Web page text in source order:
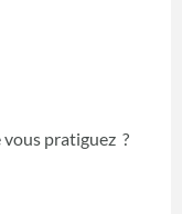
pratiguez ?